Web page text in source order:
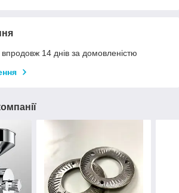
14 днів за домовленістю